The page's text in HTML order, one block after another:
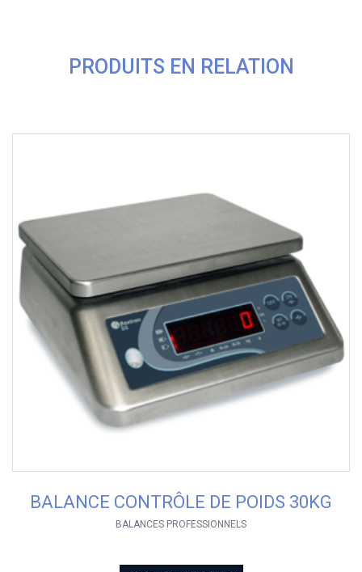
PRODUITS EN RELATION
BALANCE CONTRÔLE DE POIDS 30KG
BALANCES PROFESSIONNELS